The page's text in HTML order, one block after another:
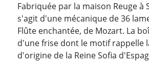
Fabriquée par la maison Reuge à
s'agit d'une mécanique de 36
Flûte enchantée, de Mozart. La
d'une frise dont le motif rappelle
d'origine de la Reine Sofia